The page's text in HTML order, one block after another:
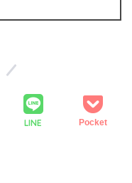
LINE Pocket